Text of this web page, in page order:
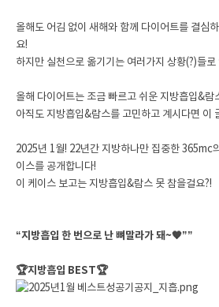
올해도 어김 없이 새해와 함께 다이어트를 결심
요!
하지만 실천으로 옮기기는 여러가지 상황(?)들
올해 다이어트는 조금 빠르고 쉬운 지방흡입&람
아직도 지방흡입&람스를 고민하고 계시다면 이
2025년 1월! 22년간 지방하나만 집중한 365mc
이스를 공개합니다!
이 케이스 보고는 지방흡입&람스 못 참을걸요?!
“지방흡입 한 번으로 난 뼈말라가 돼~🧡””
🏆지방흡입 BEST🏆